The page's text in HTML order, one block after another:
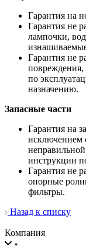
Гарантия на
Гарантия не
лампочки,
Гарантия не
по
назначению.
Запасные части
Гарантия на
исключением
инструкции
Гарантия не
опорные
фильтры.
Назад к списку
Компания